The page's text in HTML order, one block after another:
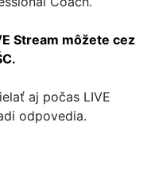
Stream môžete cez
aj počas LIVE
odpovedia.